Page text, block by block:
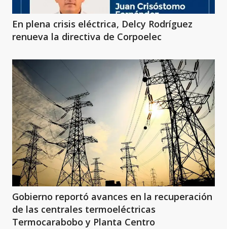
En plena crisis eléctrica, Delcy Rodríguez
renueva la directiva de Corpoelec
Gobierno reportó avances en la recuperación
de las centrales termoeléctricas
Termocarabobo y Planta Centro